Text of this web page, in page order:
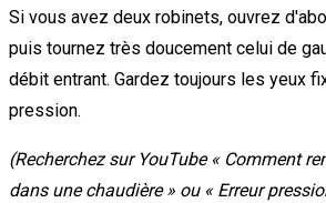
Si vous avez deux robinets, ouvrez
puis tournez très doucement celui de
débit entrant. Gardez toujours les yeux
pression.
(Recherchez sur YouTube « Comment
dans une chaudière » ou « Erreur